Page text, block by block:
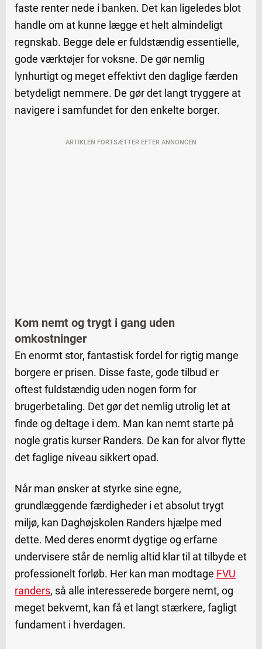
faste renter nede i banken. Det kan ligeledes blot
handle om at kunne lægge et helt almindeligt
regnskab. Begge dele er fuldstændig essentielle,
gode værktøjer for voksne. De gør nemlig
lynhurtigt og meget effektivt den daglige færden
betydeligt nemmere. De gør det langt tryggere at
navigere i samfundet for den enkelte borger.
ARTIKLEN FORTSÆTTER EFTER ANNONCEN
Kom nemt og trygt i gang uden
omkostninger
En enormt stor, fantastisk fordel for rigtig mange
borgere er prisen. Disse faste, gode tilbud er
oftest fuldstændig uden nogen form for
brugerbetaling. Det gør det nemlig utrolig let at
finde og deltage i dem. Man kan nemt starte på
nogle gratis kurser Randers. De kan for alvor flytte
det faglige niveau sikkert opad.
Når man ønsker at styrke sine egne,
grundlæggende færdigheder i et absolut trygt
miljø, kan Daghøjskolen Randers hjælpe med
dette. Med deres enormt dygtige og erfarne
undervisere står de nemlig altid klar til at tilbyde et
professionelt forløb. Her kan man modtage FVU
randers, så alle interesserede borgere nemt, og
meget bekvemt, kan få et langt stærkere, fagligt
fundament i hverdagen.